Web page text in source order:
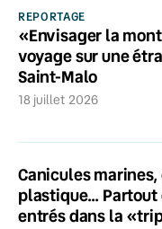
REPORTAGE
«Envisager la
voyage sur une
Saint-Malo
18 juillet 2026
Canicules
plastique… Partout
entrés dans la